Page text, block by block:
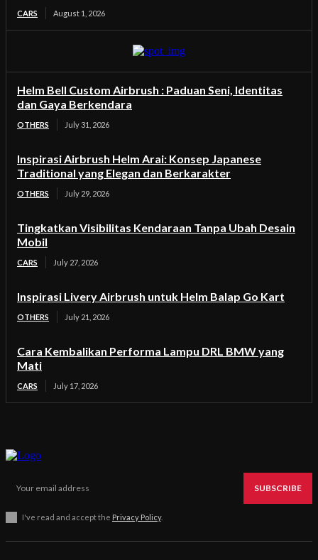
CARS August 1, 2026
Helm Bell Custom Airbrush : Paduan Seni, Identitas
dan Gaya Berkendara
OTHERS July 31, 2026
Inspirasi Airbrush Helm Arai: Konsep Japanese
Traditional yang Elegan dan Berkarakter
OTHERS July 29, 2026
Tingkatkan Visibilitas Kendaraan Tanpa Ubah Desain
Mobil
CARS July 27, 2026
Inspirasi Livery Airbrush untuk Helm Balap Go Kart
OTHERS July 21, 2026
Cara Kembalikan Performa Lampu DRL BMW yang
Mati
CARS July 17, 2026
SUBSCRIBE
I've read and accept the Privacy Policy.